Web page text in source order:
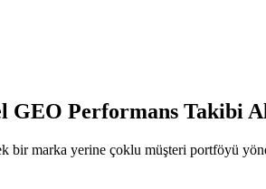
GEO Performans Takibi
bir marka yerine çoklu müşteri portföyü